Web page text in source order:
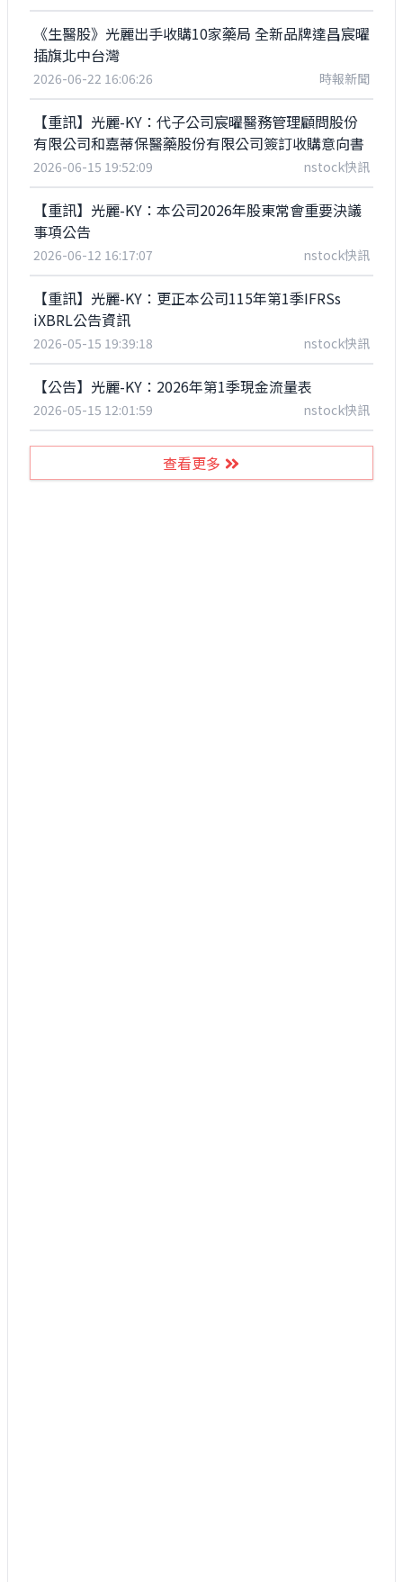
《生醫股》光麗出手收購10家藥局 全新品牌達昌宸曜
插旗北中台灣
2026-06-22 16:06:26 時報新聞
【重訊】光麗-KY：代子公司宸曜醫務管理顧問股份
有限公司和嘉蒂保醫藥股份有限公司簽訂收購意向書
2026-06-15 19:52:09 nstock快訊
【重訊】光麗-KY：本公司2026年股東常會重要決議
事項公告
2026-06-12 16:17:07 nstock快訊
【重訊】光麗-KY：更正本公司115年第1季IFRSs
iXBRL公告資訊
2026-05-15 19:39:18 nstock快訊
【公告】光麗-KY：2026年第1季現金流量表
2026-05-15 12:01:59 nstock快訊
查看更多